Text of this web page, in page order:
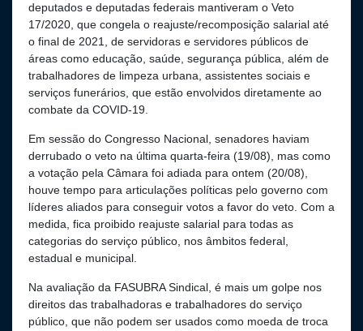
deputados e deputadas federais mantiveram o Veto
17/2020, que congela o reajuste/recomposição salarial até
o final de 2021, de servidoras e servidores públicos de
áreas como educação, saúde, segurança pública, além de
trabalhadores de limpeza urbana, assistentes sociais e
serviços funerários, que estão envolvidos diretamente ao
combate da COVID-19.
Em sessão do Congresso Nacional, senadores haviam
derrubado o veto na última quarta-feira (19/08), mas como
a votação pela Câmara foi adiada para ontem (20/08),
houve tempo para articulações políticas pelo governo com
líderes aliados para conseguir votos a favor do veto. Com a
medida, fica proibido reajuste salarial para todas as
categorias do serviço público, nos âmbitos federal,
estadual e municipal.
Na avaliação da FASUBRA Sindical, é mais um golpe nos
direitos das trabalhadoras e trabalhadores do serviço
público, que não podem ser usados como moeda de troca